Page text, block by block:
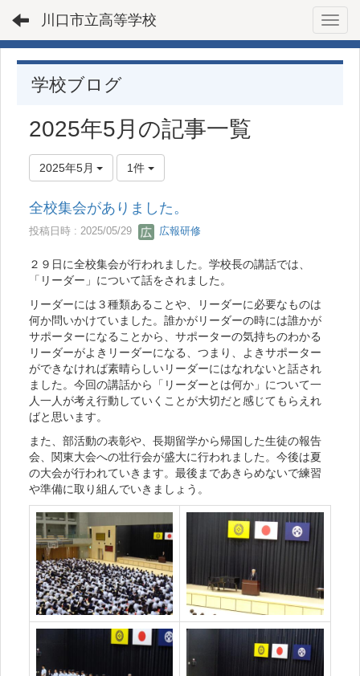
川口市立高等学校
学校ブログ
2025年5月の記事一覧
2025年5月 1件
全校集会がありました。
投稿日時 : 2025/05/29 広報研修
２９日に全校集会が行われました。学校長の講話では、
「リーダー」について話をされました。
リーダーには３種類あることや、リーダーに必要なものは
何か問いかけていました。誰かがリーダーの時には誰かが
サポーターになることから、サポーターの気持ちのわかる
リーダーがよきリーダーになる、つまり、よきサポーター
ができなければ素晴らしいリーダーにはなれないと話され
ました。今回の講話から「リーダーとは何か」について一
人一人が考え行動していくことが大切だと感じてもらえれ
ばと思います。
また、部活動の表彰や、長期留学から帰国した生徒の報告
会、関東大会への壮行会が盛大に行われました。今後は夏
の大会が行われていきます。最後まであきらめないで練習
や準備に取り組んでいきましょう。